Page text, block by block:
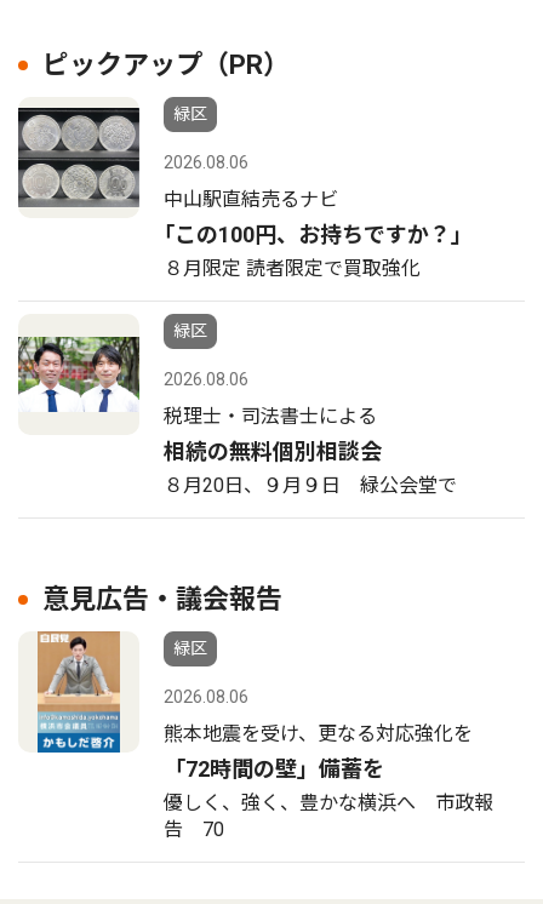
ピックアップ（PR）
緑区
2026.08.06
中山駅直結売るナビ
｢この100円、お持ちですか？｣
８月限定 読者限定で買取強化
緑区
2026.08.06
税理士・司法書士による
相続の無料個別相談会
８月20日、９月９日 緑公会堂で
意見広告・議会報告
緑区
2026.08.06
熊本地震を受け、更なる対応強化を
「72時間の壁」備蓄を
優しく、強く、豊かな横浜へ 市政報
告 70